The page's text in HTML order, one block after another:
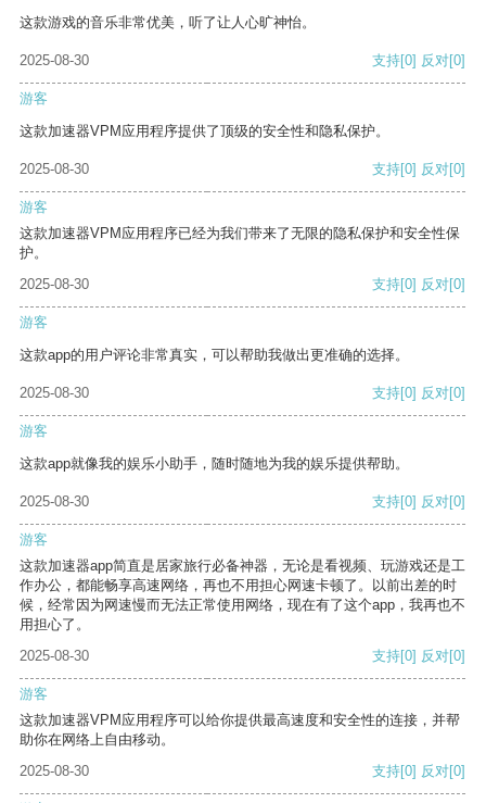
这款游戏的音乐非常优美，听了让人心旷神怡。
2025-08-30 支持[0] 反对[0]
游客
这款加速器VPM应用程序提供了顶级的安全性和隐私保护。
2025-08-30 支持[0] 反对[0]
游客
这款加速器VPM应用程序已经为我们带来了无限的隐私保护和安全性保
护。
2025-08-30
支持[0] 反对[0]
游客
这款app的用户评论非常真实，可以帮助我做出更准确的选择。
2025-08-30 支持[0] 反对[0]
游客
这款app就像我的娱乐小助手，随时随地为我的娱乐提供帮助。
2025-08-30 支持[0] 反对[0]
游客
这款加速器app简直是居家旅行必备神器，无论是看视频、玩游戏还是工
作办公，都能畅享高速网络，再也不用担心网速卡顿了。以前出差的时
候，经常因为网速慢而无法正常使用网络，现在有了这个app，我再也不
用担心了。
2025-08-30
支持[0] 反对[0]
游客
这款加速器VPM应用程序可以给你提供最高速度和安全性的连接，并帮
助你在网络上自由移动。
2025-08-30
支持[0] 反对[0]